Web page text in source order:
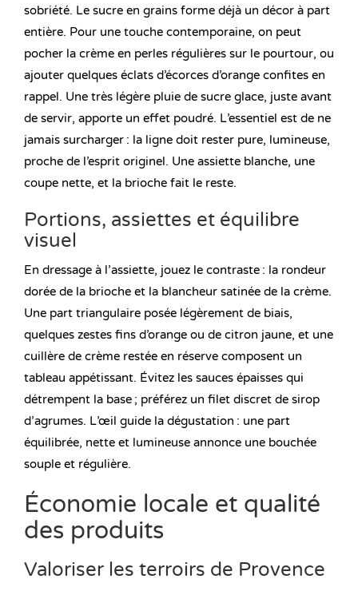
sobriété. Le sucre en grains forme déjà un décor à part
entière. Pour une touche contemporaine, on peut
pocher la crème en perles régulières sur le pourtour, ou
ajouter quelques éclats d’écorces d’orange confites en
rappel. Une très légère pluie de sucre glace, juste avant
de servir, apporte un effet poudré. L’essentiel est de ne
jamais surcharger : la ligne doit rester pure, lumineuse,
proche de l’esprit originel. Une assiette blanche, une
coupe nette, et la brioche fait le reste.
Portions, assiettes et équilibre
visuel
En dressage à l’assiette, jouez le contraste : la rondeur
dorée de la brioche et la blancheur satinée de la crème.
Une part triangulaire posée légèrement de biais,
quelques zestes fins d’orange ou de citron jaune, et une
cuillère de crème restée en réserve composent un
tableau appétissant. Évitez les sauces épaisses qui
détrempent la base ; préférez un filet discret de sirop
d’agrumes. L’œil guide la dégustation : une part
équilibrée, nette et lumineuse annonce une bouchée
souple et régulière.
Économie locale et qualité
des produits
Valoriser les terroirs de Provence